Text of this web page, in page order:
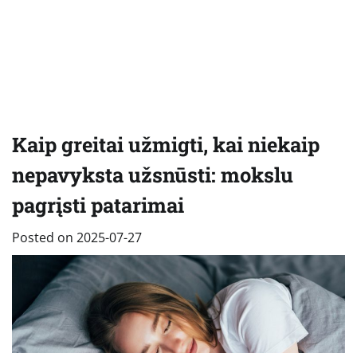
Kaip greitai užmigti, kai niekaip
nepavyksta užsnūsti: mokslu
pagrįsti patarimai
Posted on 2025-07-27